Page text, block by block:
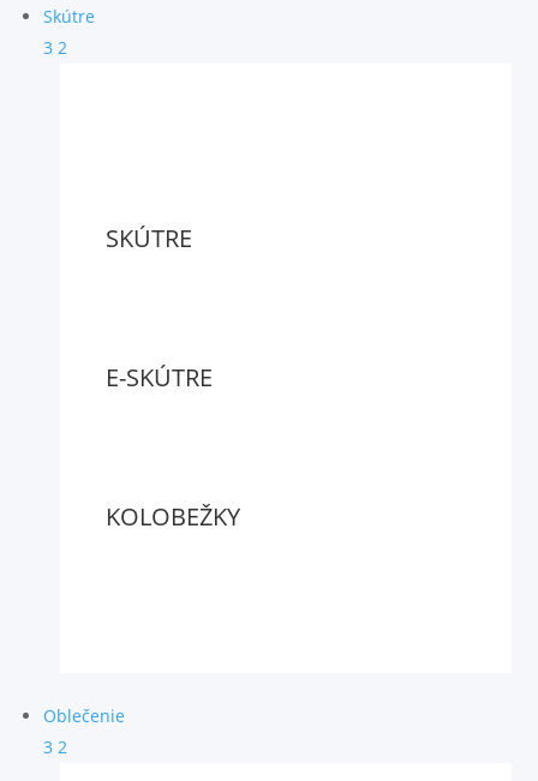
Skútre
3 2
SKÚTRE
E-SKÚTRE
KOLOBEŽKY
Oblečenie
3 2